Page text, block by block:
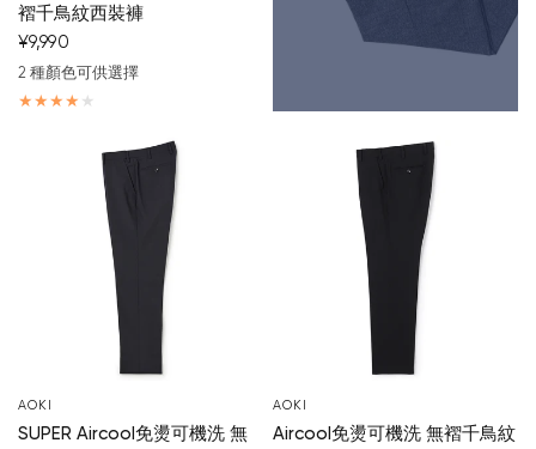
褶千鳥紋西裝褲
¥9,990
深藍濃灰
2 種顏色可供選擇
AOKI
SUPER Aircool免燙可機洗 無
AOKI
Aircool免燙可機洗 無褶千鳥紋